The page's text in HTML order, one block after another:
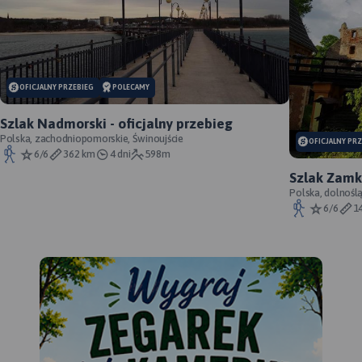
OFICJALNY PRZEBIEG POLECAMY
Szlak Nadmorski - oficjalny przebieg
Polska, zachodniopomorskie, Świnoujście
6/6
362 km 4 dni 598m
OFICJALNY
Szlak
przebieg
Polska,
Śląskie, powiat
6/6